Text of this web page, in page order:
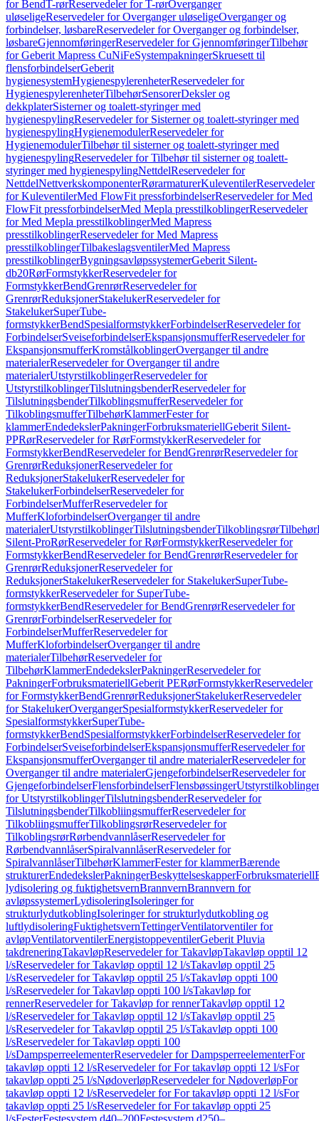
for BendT-rørReservedeler for T-rørOverganger
uløseligeReservedeler for Overganger uløseligeOverganger og
forbindelser, løsbareReservedeler for Overganger og forbindelser,
løsbareGjennomføringerReservedeler for GjennomføringerTilbehør
for Geberit Mapress CuNiFeSystempakningerSkruesett til
flensforbindelserGeberit
hygienesystemHygienespylerenheterReservedeler for
HygienespylerenheterTilbehørSensorerDeksler og
dekkplaterSisterner og toalett-styringer med
hygienespylingReservedeler for Sisterner og toalett-styringer med
hygienespylingHygienemodulerReservedeler for
HygienemodulerTilbehør til sisterner og toalett-styringer med
hygienespylingReservedeler for Tilbehør til sisterner og toalett-
styringer med hygienespylingNettdelReservedeler for
NettdelNettverkskomponenterRørarmaturerKuleventilerReservedeler
for KuleventilerMed FlowFit pressforbindelserReservedeler for Med
FlowFit pressforbindelserMed Mepla presstilkoblingerReservedeler
for Med Mepla presstilkoblingerMed Mapress
presstilkoblingerReservedeler for Med Mapress
presstilkoblingerTilbakeslagsventilerMed Mapress
presstilkoblingerBygningsavløpssystemerGeberit Silent-
db20RørFormstykkerReservedeler for
FormstykkerBendGrenrørReservedeler for
GrenrørReduksjonerStakelukerReservedeler for
StakelukerSuperTube-
formstykkerBendSpesialformstykkerForbindelserReservedeler for
ForbindelserSveiseforbindelserEkspansjonsmufferReservedeler for
EkspansjonsmufferKromstålkoblingerOverganger til andre
materialerReservedeler for Overganger til andre
materialerUtstyrstilkoblingerReservedeler for
UtstyrstilkoblingerTilslutningsbenderReservedeler for
TilslutningsbenderTilkoblingsmufferReservedeler for
TilkoblingsmufferTilbehørKlammerFester for
klammerEndedekslerPakningerForbruksmateriellGeberit Silent-
PPRørReservedeler for RørFormstykkerReservedeler for
FormstykkerBendReservedeler for BendGrenrørReservedeler for
GrenrørReduksjonerReservedeler for
ReduksjonerStakelukerReservedeler for
StakelukerForbindelserReservedeler for
ForbindelserMufferReservedeler for
MufferKloforbindelserOverganger til andre
materialerUtstyrstilkoblingerTilslutningsbenderTilkoblingsrørTilbehør
Silent-ProRørReservedeler for RørFormstykkerReservedeler for
FormstykkerBendReservedeler for BendGrenrørReservedeler for
GrenrørReduksjonerReservedeler for
ReduksjonerStakelukerReservedeler for StakelukerSuperTube-
formstykkerReservedeler for SuperTube-
formstykkerBendReservedeler for BendGrenrørReservedeler for
GrenrørForbindelserReservedeler for
ForbindelserMufferReservedeler for
MufferKloforbindelserOverganger til andre
materialerTilbehørReservedeler for
TilbehørKlammerEndedekslerPakningerReservedeler for
PakningerForbruksmateriellGeberit PERørFormstykkerReservedeler
for FormstykkerBendGrenrørReduksjonerStakelukerReservedeler
for StakelukerOvergangerSpesialformstykkerReservedeler for
SpesialformstykkerSuperTube-
formstykkerBendSpesialformstykkerForbindelserReservedeler for
ForbindelserSveiseforbindelserEkspansjonsmufferReservedeler for
EkspansjonsmufferOverganger til andre materialerReservedeler for
Overganger til andre materialerGjengeforbindelserReservedeler for
GjengeforbindelserFlensforbindelserFlensbøssingerUtstyrstilkoblinger
for UtstyrstilkoblingerTilslutningsbenderReservedeler for
TilslutningsbenderTilkobliingsmufferReservedeler for
TilkobliingsmufferTilkoblingsrørReservedeler for
TilkoblingsrørRørbendvannlåserReservedeler for
RørbendvannlåserSpiralvannlåserReservedeler for
SpiralvannlåserTilbehørKlammerFester for klammerBærende
strukturerEndedekslerPakningerBeskyttelseskapperForbruksmateriell
lydisolering og fuktighetsvernBrannvernBrannvern for
avløpssystemerLydisoleringIsoleringer for
strukturlydutkoblingIsoleringer for strukturlydutkobling og
luftlydisoleringFuktighetsvernTettingerVentilatorventiler for
avløpVentilatorventilerEnergistoppeventilerGeberit Pluvia
takdreneringTakavløpReservedeler for TakavløpTakavløp opptil 12
l/sReservedeler for Takavløp opptil 12 l/sTakavløp opptil 25
l/sReservedeler for Takavløp opptil 25 l/sTakavløp oppti 100
l/sReservedeler for Takavløp oppti 100 l/sTakavløp for
rennerReservedeler for Takavløp for rennerTakavløp opptil 12
l/sReservedeler for Takavløp opptil 12 l/sTakavløp opptil 25
l/sReservedeler for Takavløp opptil 25 l/sTakavløp oppti 100
l/sReservedeler for Takavløp oppti 100
l/sDampsperreelementerReservedeler for DampsperreelementerFor
takavløp oppti 12 l/sReservedeler for For takavløp oppti 12 l/sFor
takavløp oppti 25 l/sNødoverløpReservedeler for NødoverløpFor
takavløp oppti 12 l/sReservedeler for For takavløp oppti 12 l/sFor
takavløp oppti 25 l/sReservedeler for For takavløp oppti 25
l/sFesterFestesystem d40–200Festesystem d250–